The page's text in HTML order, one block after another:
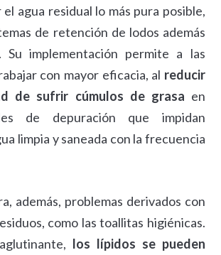
agua residual lo más pura posible,
de retención de lodos además
Su implementación permite a las
con mayor eficacia, al reducir
de sufrir cúmulos de grasa en
de depuración que impidan
limpia y saneada con la frecuencia
además, problemas derivados con
como las toallitas higiénicas.
los lípidos se pueden